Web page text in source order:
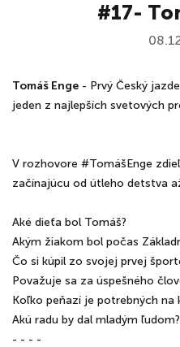
#17-
Tomáš Enge - Prvý Český
jeden z najlepších svetových
V rozhovore #TomášEnge
začínajúcu od útleho detstva
Aké dieťa bol Tomáš?
Akým žiakom bol počas
Čo si kúpil zo svojej prvej
Považuje sa za úspešného
Koľko peňazí je potrebných na
Akú radu by dal mladým ľudom?
- - - -